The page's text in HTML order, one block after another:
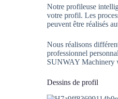
Notre profileuse
votre profil. Les
peuvent être réalisés
Nous réalisons
professionnel
SUNWAY Machinery
Dessins de profil